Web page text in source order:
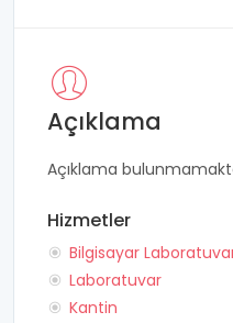
Açıklama
Açıklama
Hizmetler
Bilgisayar
Laboratuvar
Kantin